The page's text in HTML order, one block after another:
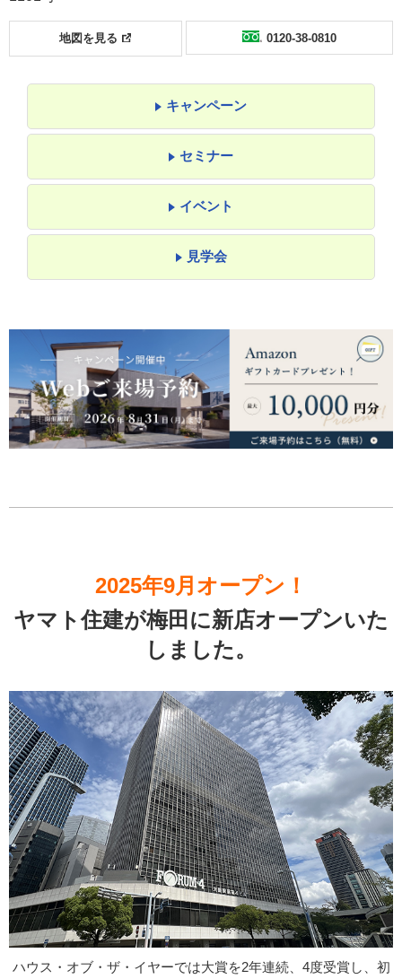
地図を見る 0120-38-0810
キャンペーン
セミナー
イベント
見学会
2025年9月オープン！
ヤマト住建が梅田に新店オープンいた
しました。
ハウス・オブ・ザ・イヤーでは大賞を2年連続、4度受賞し、初